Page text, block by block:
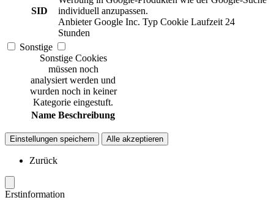
SID
individuell anzupassen.
Anbieter Google Inc. Typ Cookie Laufzeit 24
Stunden
Sonstige
Sonstige Cookies
müssen noch
analysiert werden und
wurden noch in keiner
Kategorie eingestuft.
Name Beschreibung
Einstellungen speichern Alle akzeptieren
Zurück
Erstinformation